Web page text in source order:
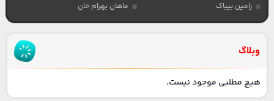
رامین بیباک
ماهان بهرام خان
وبلاگ
هیچ مطلبی موجود نیست.